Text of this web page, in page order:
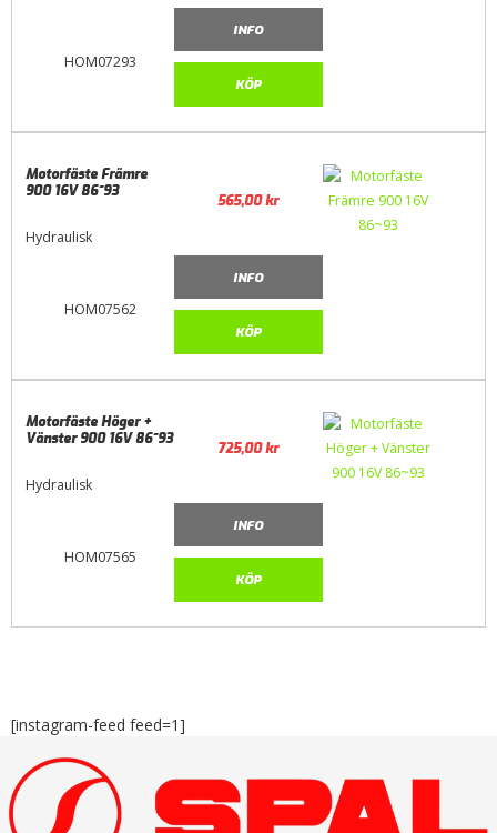
HOM07293
INFO
KÖP
HOM07562
Motorfäste Främre
900 16V 86~93
Hydraulisk
565,00kr
INFO
KÖP
HOM07565
Motorfäste Höger +
Vänster 900 16V 86~93
Hydraulisk
725,00kr
INFO
KÖP
[instagram-feed feed=1]